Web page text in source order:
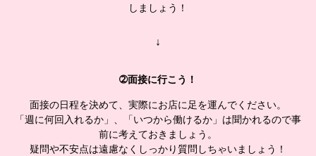
しましょう！
↓
➁面接に行こう！
面接の日程を決めて、実際にお店に足を運んでください。
「週に何回入れるか」、「いつから働けるか」は聞かれるので事
前に考えておきましょう。
疑問や不安点は遠慮なくしっかり質問しちゃいましょう！